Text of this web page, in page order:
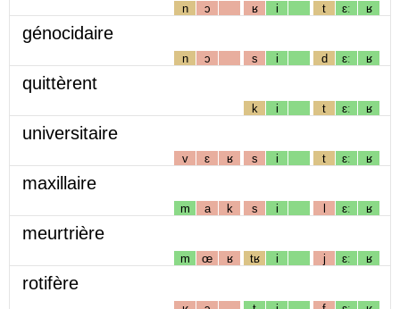
n ɔ ʁ i t ɛː ʁ
génocidaire
n ɔ s i d ɛː ʁ
quittèrent
k i t ɛː ʁ
universitaire
v ɛ ʁ s i t ɛː ʁ
maxillaire
m a k s i l ɛː ʁ
meurtrière
m œ ʁ tʁ i j ɛː ʁ
rotifère